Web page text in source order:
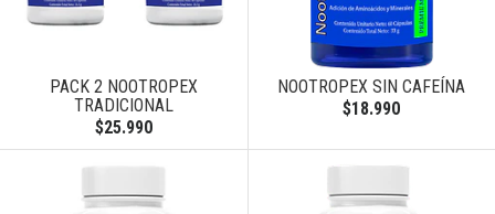
PACK 2 NOOTROPEX
TRADICIONAL
$25.990
NOOTROPEX SIN CAFEÍNA
$18.990